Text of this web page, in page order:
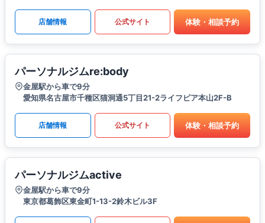
店舗情報 公式サイト 体験・相談予約
パーソナルジムre:body
金屋駅から車で9分
愛知県名古屋市千種区猫洞通5丁目21-2ライフピア本山2F-B
店舗情報 公式サイト 体験・相談予約
パーソナルジムactive
金屋駅から車で9分
東京都葛飾区東金町1-13-2鈴木ビル3F